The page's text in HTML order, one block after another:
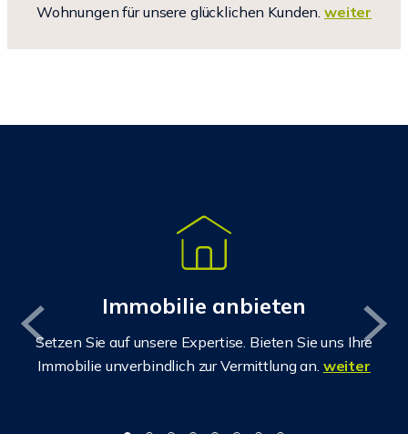
Wohnungen für unsere glücklichen Kunden. weiter
Immobilie anbieten
Setzen Sie auf unsere Expertise. Bieten Sie uns Ihre
Immobilie unverbindlich zur Vermittlung an. weiter